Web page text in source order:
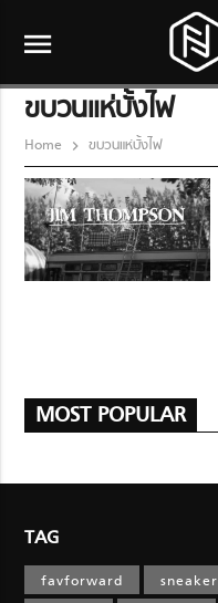
menu
ขบวนแห่บั้งไฟ
Home ขบวนแห่บั้งไฟ
MOST POPULAR
TAG
favforward sneaker